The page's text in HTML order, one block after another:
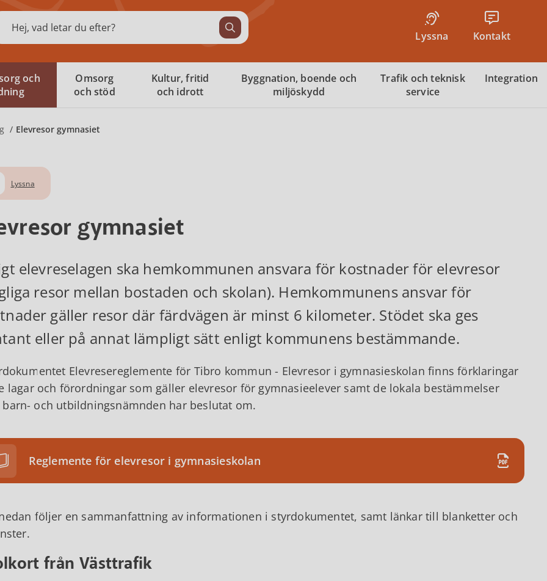
Lyssna Kontakt
och
Omsorg
och stöd
Kultur, fritid
och idrott
Byggnation, boende och
miljöskydd
Trafik och teknisk
service
Integration
Elevresor gymnasiet
Lyssna
gymnasiet
elevreselagen ska hemkommunen ansvara för kostnader för elevresor
resor mellan bostaden och skolan). Hemkommunens ansvar för
gäller resor där färdvägen är minst 6 kilometer. Stödet ska ges
eller på annat lämpligt sätt enligt kommunens bestämmande.
Elevresereglemente för Tibro kommun - Elevresor i gymnasieskolan finns förklaringar
lagar och förordningar som gäller elevresor för gymnasieelever samt de lokala bestämmelser
barn- och utbildningsnämnden har beslutat om.
Reglemente för elevresor i gymnasieskolan
följer en sammanfattning av informationen i styrdokumentet, samt länkar till blanketter och
från Västtrafik